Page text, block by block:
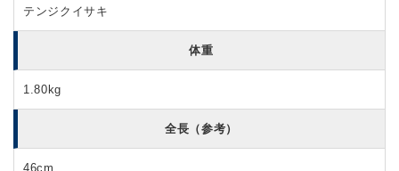
テンジクイサキ
体重
1.80kg
全長（参考）
46cm